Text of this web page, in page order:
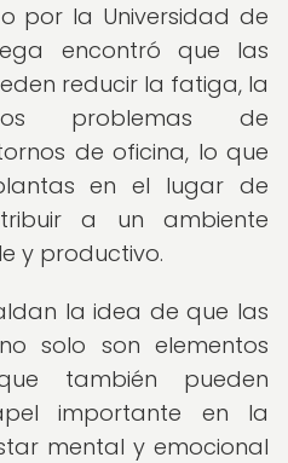
por la Universidad de
encontró que las
reducir la fatiga, la
problemas de
de oficina, lo que
en el lugar de
a un ambiente
y productivo.
la idea de que las
solo son elementos
también pueden
importante en la
mental y emocional